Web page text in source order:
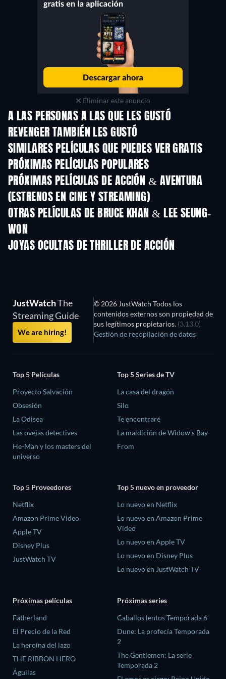
Eliminar este anuncio
A LAS PERSONAS A LAS QUE LES GUSTÓ
REVENGER TAMBIÉN LES GUSTÓ
SIMILARES PELÍCULAS QUE PUEDES VER GRATIS
PRÓXIMAS PELÍCULAS POPULARES
PRÓXIMAS PELÍCULAS DE ACCIÓN & AVENTURA
(ESTRENOS EN CINE Y STREAMING)
OTRAS PELÍCULAS DE BRUCE KHAN & LEE SEUNG-
WON
JOYAS OCULTAS DE THRILLER DE ACCIÓN
JustWatchThe
Streaming Guide
We are hiring!
© 2026 JustWatch Todos los
contenidos externos son propiedad de
sus legítimos propietarios. (3.13.0)
Gestión de recopilación de datos
Top 5 Películas
Proyecto Salvación
Obsesión
La Odisea
Las ovejas detectives
He-Man y los masters del
universo
Top 5 Series de TV
La casa del dragón
Silo
Te encontraré
La maldición de Widow's Bay
From
Top 5 Proveedores
Netflix
Amazon Prime Video
Apple TV
Disney Plus
JustWatch TV
Top 5 nuevo en proveedor
Lo nuevo en Netflix
Lo nuevo en Amazon Prime
Video
Lo nuevo en Apple TV
Lo nuevo en Disney Plus
Lo nuevo en JustWatch TV
Próximas películas
Fatherland
El Precio de la Red
La heroína del lazo
THE RIBBON HERO
Águilas
Próximas series
Caballos lentos Temporada 6
Dune: La profecía Temporada
2
The Gentlemen: La serie
Temporada 2